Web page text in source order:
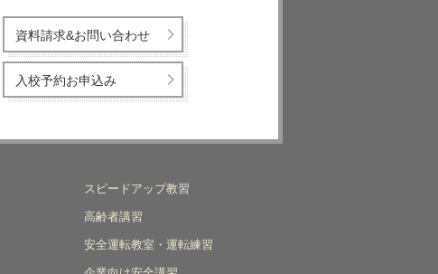
資料請求&お問い合わせ
入校予約お申込み
スピードアップ教習
高齢者講習
安全運転教室・運転練習